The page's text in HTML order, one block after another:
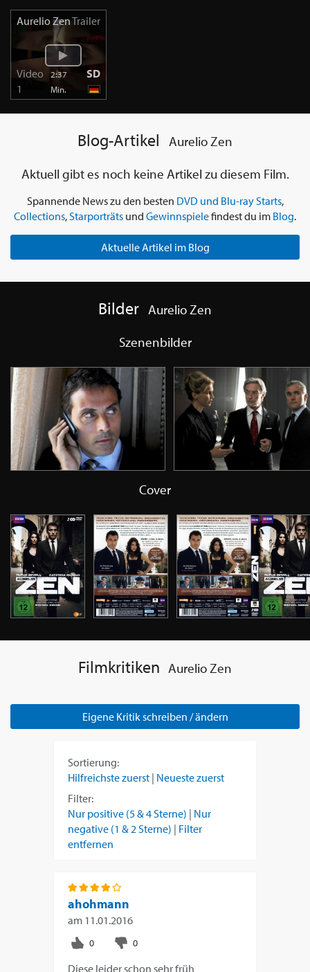
Aurelio ZenTrailer
Video
1
2:37
Min.
SD
Blog-Artikel
Aurelio Zen
Aktuell gibt es noch keine Artikel zu diesem Film.
Spannende News zu den besten DVD und Blu-ray Starts,
Collections, Starporträts und Gewinnspielefindest du im Blog.
Aktuelle Artikel im Blog
Bilder Aurelio Zen
Szenenbilder
Cover
Filmkritiken Aurelio Zen
Eigene Kritik schreiben / ändern
Sortierung:
Hilfreichste zuerst | Neueste zuerst
Filter:
Nur positive (5 & 4 Sterne) | Nur
negative (1 & 2 Sterne) | Filter
entfernen
ahohmann
am 11.01.2016
Diese leider schon sehr früh